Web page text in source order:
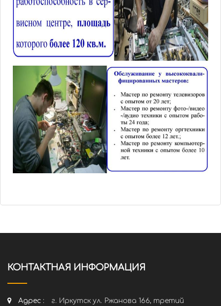
КОНТАКТНАЯ ИНФОРМАЦИЯ
Адрес :
г. Иркутск ул. Ржанова 166, третий